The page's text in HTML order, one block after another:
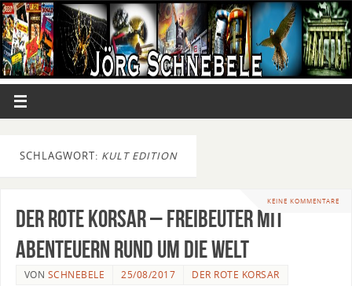
SCHLAGWORT: KULT EDITION
KEINE KOMMENTARE
Der Rote Korsar – Freibeuter mit
Abenteuern rund um die Welt
VON SCHNEBELE 25/08/2017 DER ROTE KORSAR